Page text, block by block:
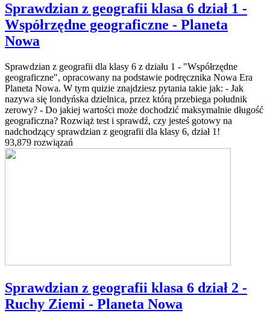
Sprawdzian z geografii klasa 6 dział 1 -
Współrzędne geograficzne - Planeta
Nowa
Sprawdzian z geografii dla klasy 6 z działu 1 - "Współrzędne
geograficzne", opracowany na podstawie podręcznika Nowa Era
Planeta Nowa. W tym quizie znajdziesz pytania takie jak: - Jak
nazywa się londyńska dzielnica, przez którą przebiega południk
zerowy? - Do jakiej wartości może dochodzić maksymalnie długość
geograficzna? Rozwiąż test i sprawdź, czy jesteś gotowy na
nadchodzący sprawdzian z geografii dla klasy 6, dział 1!
93,879 rozwiązań
Sprawdzian z geografii klasa 6 dział 2 -
Ruchy Ziemi - Planeta Nowa